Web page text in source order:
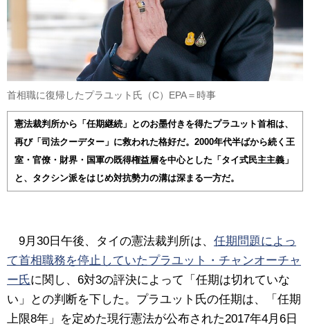
首相職に復帰したプラユット氏（C）EPA＝時事
憲法裁判所から「任期継続」とのお墨付きを得たプラユット首相は、
再び「司法クーデター」に救われた格好だ。2000年代半ばから続く王
室・官僚・財界・国軍の既得権益層を中心とした「タイ式民主主義」
と、タクシン派をはじめ対抗勢力の溝は深まる一方だ。
9月30日午後、タイの憲法裁判所は、 任期問題によっ
て首相職務を停止していたプラユット・チャンオーチャ
ー氏に関し、6対3の評決によって「任期は切れていな
い」との判断を下した。プラユット氏の任期は、「任期
上限8年」を定めた現行憲法が公布された2017年4月6日